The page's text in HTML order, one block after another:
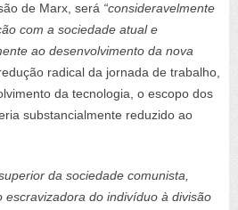
de Marx, será “consideravelmente
com a sociedade atual e
ao desenvolvimento da nova
radical da jornada de trabalho,
da tecnologia, o escopo dos
substancialmente reduzido ao
da sociedade comunista,
escravizadora do indivíduo à divisão